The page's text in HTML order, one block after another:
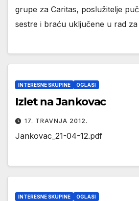
grupe za Caritas, poslužitelje
sestre i braću uključene u rad
INTERESNE SKUPINE OGLASI
Izlet na Jankovac
17. TRAVNJA 2012.
Jankovac_21-04-12.pdf
INTERESNE SKUPINE OGLASI